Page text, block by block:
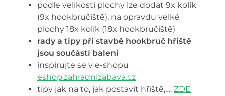
podle velikosti plochy lze dodat 9x kolík
(9x hookbručiště), na opravdu velké
plochy 18x kolík (18x hookbručiště)
rady a tipy při stavbě hookbruč hřiště
jsou součástí balení
inspirujte se v e-shopu
eshop.zahradnizabava.cz
tipy jak na to, jak postavit hřiště,…: ZDE